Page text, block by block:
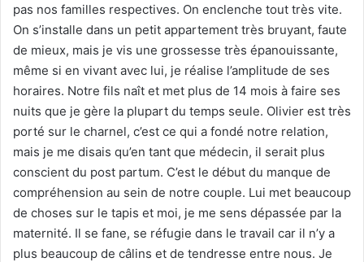
pas nos familles respectives. On enclenche tout très vite.
On s’installe dans un petit appartement très bruyant, faute
de mieux, mais je vis une grossesse très épanouissante,
même si en vivant avec lui, je réalise l’amplitude de ses
horaires. Notre fils naît et met plus de 14 mois à faire ses
nuits que je gère la plupart du temps seule. Olivier est très
porté sur le charnel, c’est ce qui a fondé notre relation,
mais je me disais qu’en tant que médecin, il serait plus
conscient du post partum. C’est le début du manque de
compréhension au sein de notre couple. Lui met beaucoup
de choses sur le tapis et moi, je me sens dépassée par la
maternité. Il se fane, se réfugie dans le travail car il n’y a
plus beaucoup de câlins et de tendresse entre nous. Je